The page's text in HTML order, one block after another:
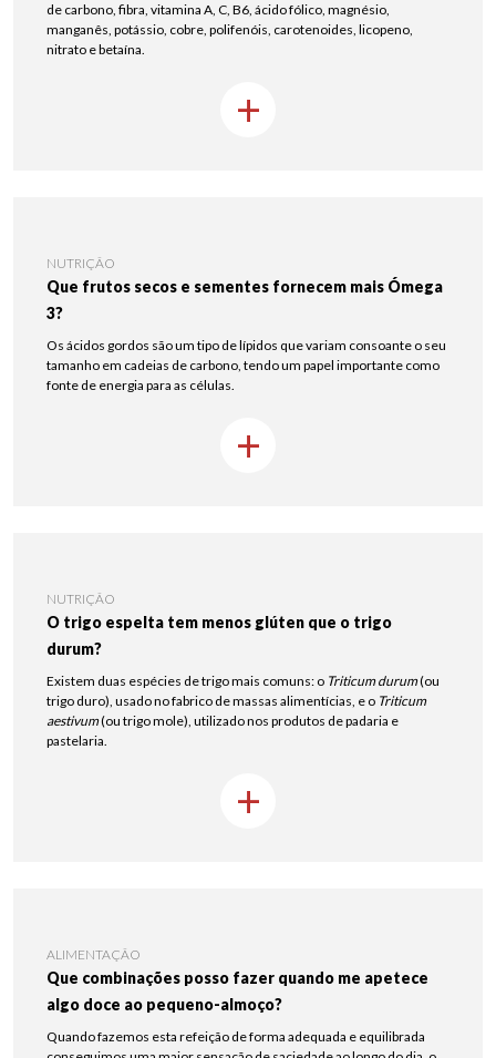
de carbono, fibra, vitamina A, C, B6, ácido fólico, magnésio,
manganês, potássio, cobre, polifenóis, carotenoides, licopeno,
nitrato e betaína.
+
NUTRIÇÃO
Que frutos secos e sementes fornecem mais Ómega
3?
Os ácidos gordos são um tipo de lípidos que variam consoante o seu
tamanho em cadeias de carbono, tendo um papel importante como
fonte de energia para as células.
+
NUTRIÇÃO
O trigo espelta tem menos glúten que o trigo
durum?
Existem duas espécies de trigo mais comuns: o Triticum durum(ou
trigo duro), usado no fabrico de massas alimentícias, e o Triticum
aestivum(ou trigo mole), utilizado nos produtos de padaria e
pastelaria.
+
ALIMENTAÇÃO
Que combinações posso fazer quando me apetece
algo doce ao pequeno-almoço?
Quando fazemos esta refeição de forma adequada e equilibrada